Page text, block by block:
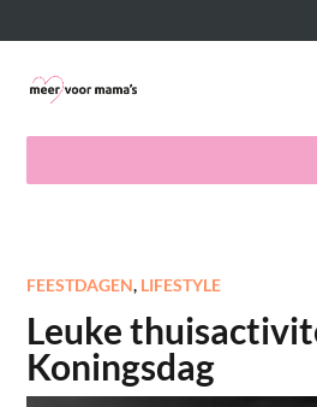
FEESTDAGEN, LIFESTYLE
Leuke
Koningsdag